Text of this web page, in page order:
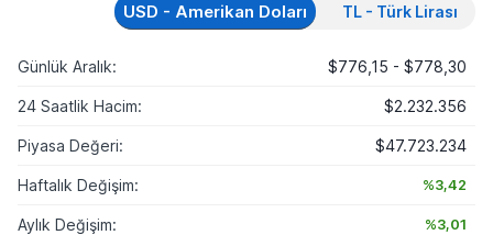
USD - Amerikan Doları TL - Türk Lirası
Günlük Aralık: $776,15 - $778,30
24 Saatlik Hacim: $2.232.356
Piyasa Değeri: $47.723.234
Haftalık Değişim: %3,42
Aylık Değişim: %3,01